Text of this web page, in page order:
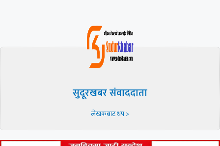
सुदूरखबर संवाददाता
लेखकबाट थप >